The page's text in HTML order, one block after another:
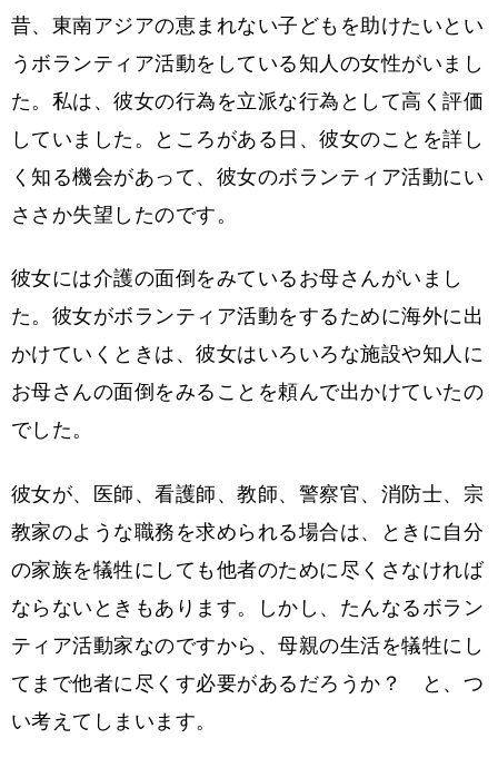
昔、東南アジアの恵まれない子どもを助けたいとい
うボランティア活動をしている知人の女性がいまし
た。私は、彼女の行為を立派な行為として高く評価
していました。ところがある日、彼女のことを詳し
く知る機会があって、彼女のボランティア活動にい
ささか失望したのです。
彼女には介護の面倒をみているお母さんがいまし
た。彼女がボランティア活動をするために海外に出
かけていくときは、彼女はいろいろな施設や知人に
お母さんの面倒をみることを頼んで出かけていたの
でした。
彼女が、医師、看護師、教師、警察官、消防士、宗
教家のような職務を求められる場合は、ときに自分
の家族を犠牲にしても他者のために尽くさなければ
ならないときもあります。しかし、たんなるボラン
ティア活動家なのですから、母親の生活を犠牲にし
てまで他者に尽くす必要があるだろうか？ と、つ
い考えてしまいます。